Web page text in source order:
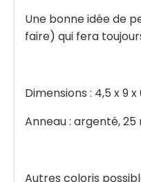
Une bonne idée de
faire) qui fera
Dimensions : 4,5 x 9
Anneau : argenté, 25
Autres coloris